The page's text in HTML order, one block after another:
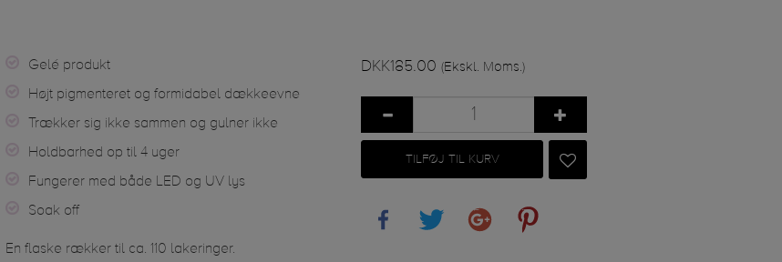
Gelé produkt
Højt pigmenteret og formidabel dækkeevne
Trækker sig ikke sammen og gulner ikke
Holdbarhed op til 4 uger
Fungerer med både LED og UV lys
Soak off
En flaske rækker til ca. 110 lakeringer.
DKK185.00 (Ekskl. Moms.)
TILFØJ TIL KURV